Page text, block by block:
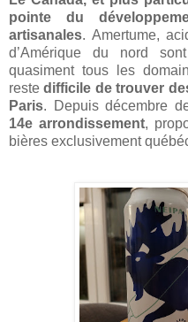
pointe du
artisanales. Amertume,
d’Amérique du nord
quasiment tous les
restedifficile de trouver
Paris. Depuis décembre
14e arrondissement,
bières exclusivement